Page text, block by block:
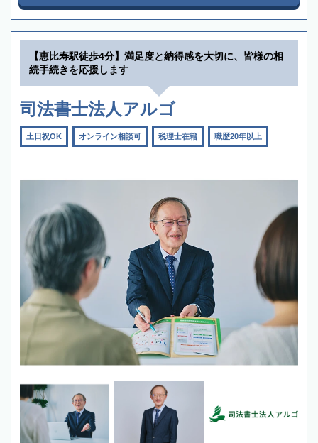
【恵比寿駅徒歩4分】満足度と納得感を大切に、皆様の相
続手続きを応援します
司法書士法人アルゴ
土日祝OK オンライン相談可 税理士在籍 職歴20年以上